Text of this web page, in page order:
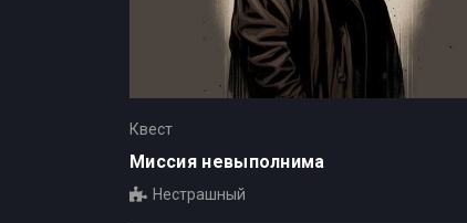
Квест
Миссия невыполнима
Нестрашный